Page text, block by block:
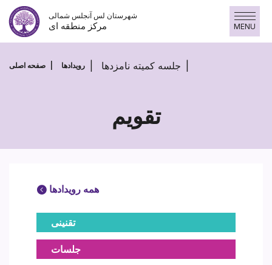
Skip
to
content
شهرستان لس آنجلس شمالی
مرکز منطقه ای MENU
صفحه اصلی رویدادها جلسه کمیته نامزدها
تقویم
همه رویدادها
تقنینی
جلسات